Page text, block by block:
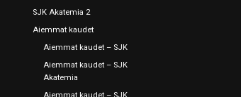
SJK Akatemia 2
Aiemmat kaudet
Aiemmat kaudet – SJK
Aiemmat kaudet – SJK
Akatemia
Aiemmat kaudet – SJK